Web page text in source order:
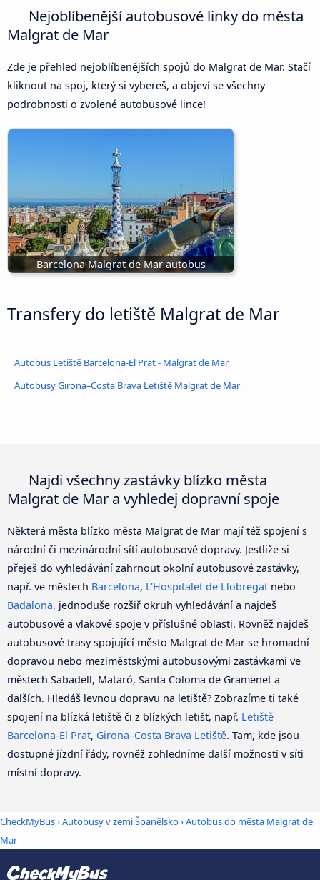
Nejoblíbenější autobusové linky do města
Malgrat de Mar
Zde je přehled nejoblíbenějších spojů do Malgrat de Mar. Stačí
kliknout na spoj, který si vybereš, a objeví se všechny
podrobnosti o zvolené autobusové lince!
Barcelona Malgrat de Mar autobus
Transfery do letiště Malgrat de Mar
Autobus Letiště Barcelona-El Prat - Malgrat de Mar
Autobusy Girona–Costa Brava Letiště Malgrat de Mar
Najdi všechny zastávky blízko města
Malgrat de Mar a vyhledej dopravní spoje
Některá města blízko města Malgrat de Mar mají též spojení s
národní či mezinárodní sítí autobusové dopravy. Jestliže si
přeješ do vyhledávání zahrnout okolní autobusové zastávky,
např. ve městech Barcelona, L'Hospitalet de Llobregat nebo
Badalona, jednoduše rozšiř okruh vyhledávání a najdeš
autobusové a vlakové spoje v příslušné oblasti. Rovněž najdeš
autobusové trasy spojující město Malgrat de Mar se hromadní
dopravou nebo meziměstskými autobusovými zastávkami ve
městech Sabadell, Mataró, Santa Coloma de Gramenet a
dalších. Hledáš levnou dopravu na letiště? Zobrazíme ti také
spojení na blízká letiště či z blízkých letišť, např. Letiště
Barcelona-El Prat, Girona–Costa Brava Letiště. Tam, kde jsou
dostupné jízdní řády, rovněž zohledníme další možnosti v síti
místní dopravy.
CheckMyBus›Autobusy v zemi Španělsko› Autobus do města Malgrat de
Mar